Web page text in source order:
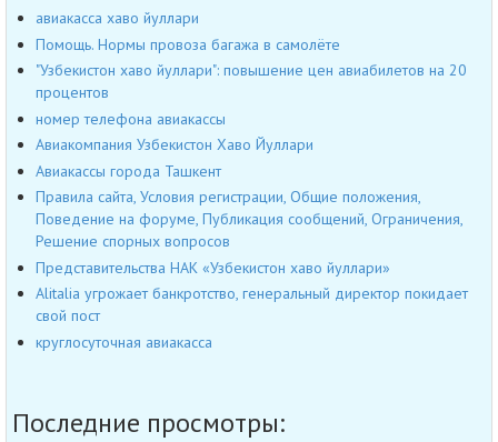
авиакасса хаво йуллари
Помощь. Нормы провоза багажа в самолёте
"Узбекистон хаво йуллари": повышение цен авиабилетов на 20
процентов
номер телефона авиакассы
Авиакомпания Узбекистон Хаво Йуллари
Авиакассы города Ташкент
Правила сайта, Условия регистрации, Общие положения,
Поведение на форуме, Публикация сообщений, Ограничения,
Решение спорных вопросов
Представительства НАК «Узбекистон хаво йуллари»
Alitalia угрожает банкротство, генеральный директор покидает
свой пост
круглосуточная авиакасса
Последние просмотры: